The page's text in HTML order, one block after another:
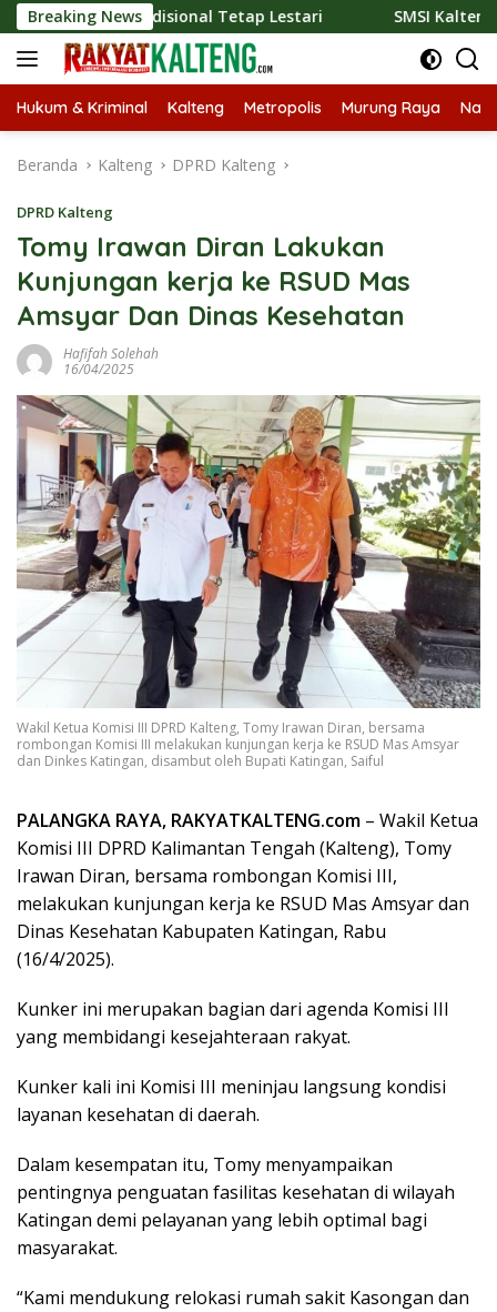
Langsung
ke
konten
Breaking News
Tradisional Tetap Lestari SMSI Kalteng dan Bidan
Hukum & Kriminal Kalteng Metropolis Murung Raya
Beranda Kalteng DPRD Kalteng
DPRD Kalteng
Tomy Irawan Diran Lakukan
Kunjungan kerja ke RSUD Mas
Amsyar Dan Dinas Kesehatan
Hafifah Solehah
16/04/2025
Wakil Ketua Komisi III DPRD Kalteng, Tomy Irawan Diran, bersama
rombongan Komisi III melakukan kunjungan kerja ke RSUD Mas Amsyar
dan Dinkes Katingan, disambut oleh Bupati Katingan, Saiful
PALANGKA RAYA, RAKYATKALTENG.com – Wakil Ketua
Komisi III DPRD Kalimantan Tengah (Kalteng), Tomy
Irawan Diran, bersama rombongan Komisi III,
melakukan kunjungan kerja ke RSUD Mas Amsyar dan
Dinas Kesehatan Kabupaten Katingan, Rabu
(16/4/2025).
Kunker ini merupakan bagian dari agenda Komisi III
yang membidangi kesejahteraan rakyat.
Kunker kali ini Komisi III meninjau langsung kondisi
layanan kesehatan di daerah.
Dalam kesempatan itu, Tomy menyampaikan
pentingnya penguatan fasilitas kesehatan di wilayah
Katingan demi pelayanan yang lebih optimal bagi
masyarakat.
“Kami mendukung relokasi rumah sakit Kasongan dan